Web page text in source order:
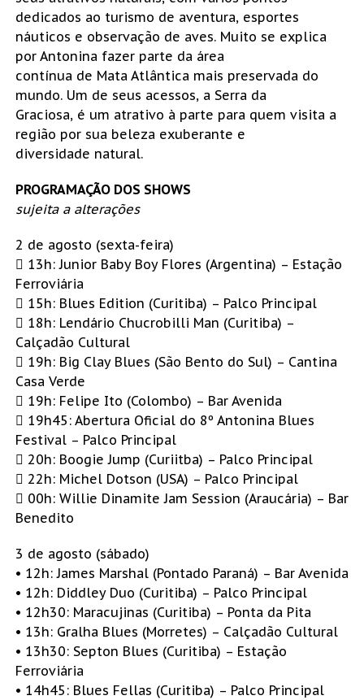
dedicados ao turismo de aventura, esportes
náuticos e observação de aves. Muito se explica
por Antonina fazer parte da área
contínua de Mata Atlântica mais preservada do
mundo. Um de seus acessos, a Serra da
Graciosa, é um atrativo à parte para quem visita a
região por sua beleza exuberante e
diversidade natural.
PROGRAMAÇÃO DOS SHOWS
sujeita a alterações
2 de agosto (sexta-feira)
 13h: Junior Baby Boy Flores (Argentina) – Estação
Ferroviária
 15h: Blues Edition (Curitiba) – Palco Principal
 18h: Lendário Chucrobilli Man (Curitiba) –
Calçadão Cultural
 19h: Big Clay Blues (São Bento do Sul) – Cantina
Casa Verde
 19h: Felipe Ito (Colombo) – Bar Avenida
 19h45: Abertura Oficial do 8º Antonina Blues
Festival – Palco Principal
 20h: Boogie Jump (Curiitba) – Palco Principal
 22h: Michel Dotson (USA) – Palco Principal
 00h: Willie Dinamite Jam Session (Araucária) – Bar
Benedito
3 de agosto (sábado)
• 12h: James Marshal (Pontado Paraná) – Bar Avenida
• 12h: Diddley Duo (Curitiba) – Palco Principal
• 12h30: Maracujinas (Curitiba) – Ponta da Pita
• 13h: Gralha Blues (Morretes) – Calçadão Cultural
• 13h30: Septon Blues (Curitiba) – Estação
Ferroviária
• 14h45: Blues Fellas (Curitiba) – Palco Principal